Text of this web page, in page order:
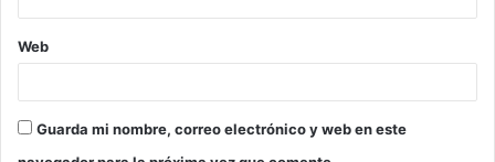
Web
Guarda mi nombre, correo electrónico y web en este